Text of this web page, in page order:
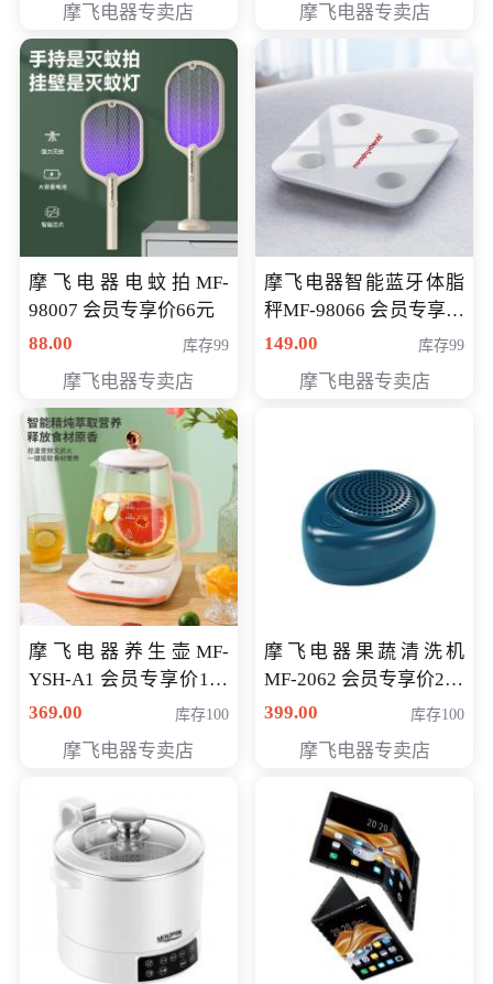
摩飞电器专卖店 摩飞电器专卖店
摩飞电器电蚊拍MF-
98007 会员专享价66元
88.00
库存99
摩飞电器专卖店
摩飞电器智能蓝牙体脂
秤MF-98066 会员专享价
98元
149.00 库存99
摩飞电器专卖店
摩飞电器养生壶MF-
YSH-A1 会员专享价198
元
369.00 库存100
摩飞电器专卖店
摩飞电器果蔬清洗机
MF-2062 会员专享价268
元
399.00 库存100
摩飞电器专卖店